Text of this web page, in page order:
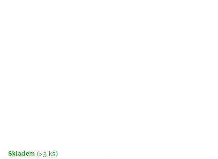
Skladem (>3 ks)